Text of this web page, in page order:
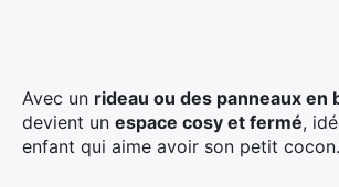
Avec un rideau ou des panneaux en
devient un espace cosy et fermé,
enfant qui aime avoir son petit cocon.